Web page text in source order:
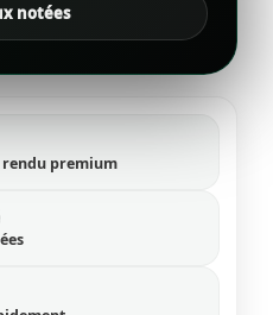
notées
rendu premium